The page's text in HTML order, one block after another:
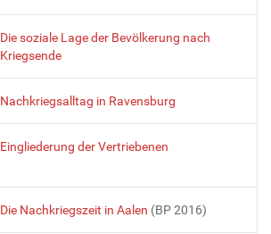
Die soziale Lage der Bevölkerung nach
Kriegsende
Nachkriegsalltag in Ravensburg
Eingliederung der Vertriebenen
Die Nachkriegszeit in Aalen (BP 2016)